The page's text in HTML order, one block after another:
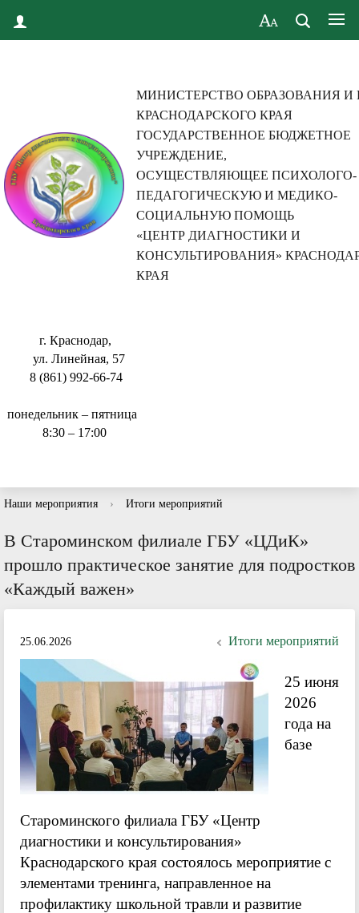
МИНИСТЕРСТВО ОБРАЗОВАНИЯ И
КРАСНОДАРСКОГО КРАЯ
ГОСУДАРСТВЕННОЕ БЮДЖЕТНОЕ
УЧРЕЖДЕНИЕ,
ОСУЩЕСТВЛЯЮЩЕЕ ПСИХОЛОГО-
ПЕДАГОГИЧЕСКУЮ И МЕДИКО-
СОЦИАЛЬНУЮ ПОМОЩЬ
«ЦЕНТР ДИАГНОСТИКИ И
КОНСУЛЬТИРОВАНИЯ»
КРАЯ
г. Краснодар,
ул. Линейная, 57
8 (861) 992-66-74
понедельник – пятница
8:30 – 17:00
Наши мероприятия › Итоги мероприятий
В Староминском филиале ГБУ «ЦДиК»
прошло практическое занятие для подростков
«Каждый важен»
25.06.2026 Итоги мероприятий
25 июня
2026
года на
базе
Староминского филиала ГБУ «Центр
диагностики и консультирования»
Краснодарского края состоялось мероприятие с
элементами тренинга, направленное на
профилактику школьной травли и развитие